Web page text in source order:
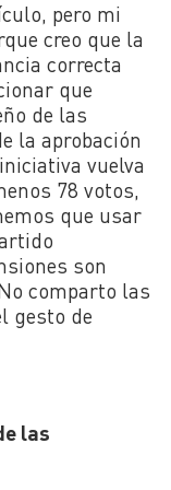
pero mi
creo que la
correcta
que
de las
la aprobación
vuelva
78 votos,
que usar
son
comparto las
gesto de
las